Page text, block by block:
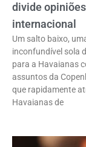
divide
internacional
Um salto baixo,
inconfundível sola
para a Havaianas
assuntos da
que rapidamente
Havaianas de